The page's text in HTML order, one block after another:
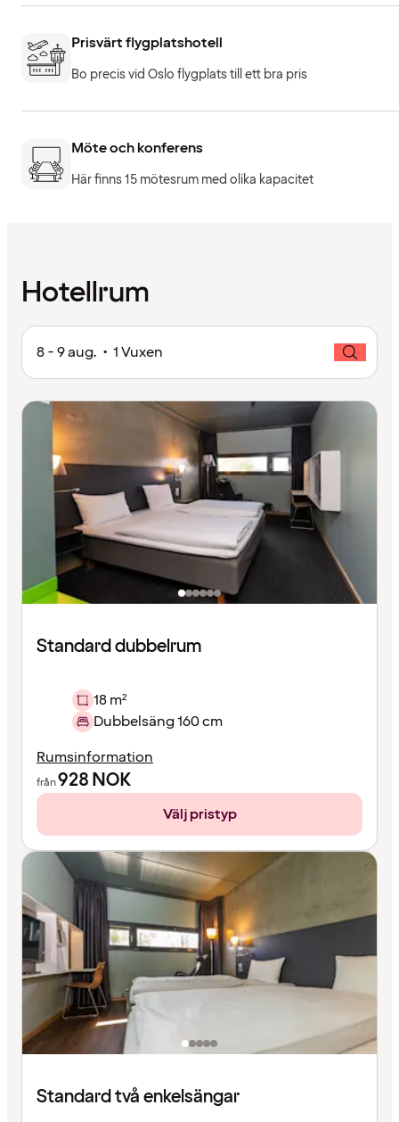
Prisvärt flygplatshotell
Bo precis vid Oslo flygplats till ett bra pris
Möte och konferens
Här finns 15 mötesrum med olika kapacitet
Hotellrum
8 - 9 aug. • 1 Vuxen
Standard dubbelrum
18 m²
Dubbelsäng 160 cm
Rumsinformation
från928NOK
Välj pristyp
Standard två enkelsängar